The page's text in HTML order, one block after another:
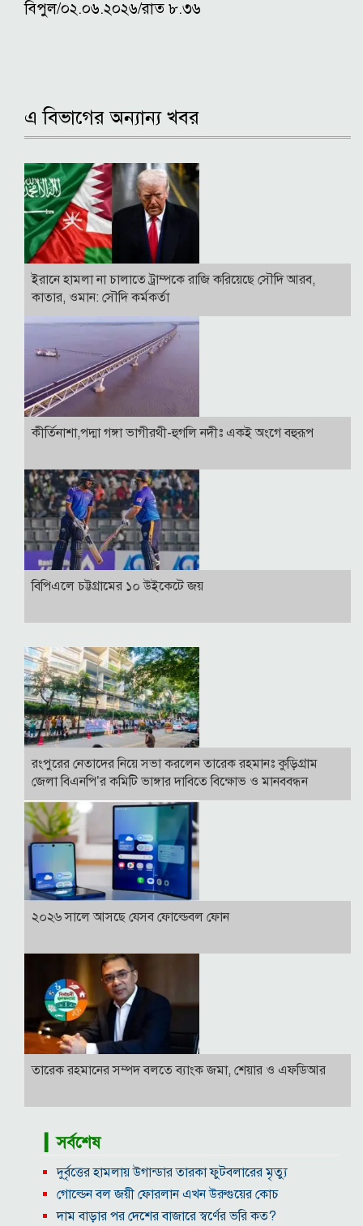
বিপুল/০২.০৬.২০২৬/রাত ৮.৩৬
এ বিভাগের অন্যান্য খবর
ইরানে হামলা না চালাতে ট্রাম্পকে রাজি করিয়েছে সৌদি আরব,
কাতার, ওমান: সৌদি কর্মকর্তা
কীর্তিনাশা,পদ্মা গঙ্গা ভাগীরথী-হুগলি নদীঃ একই অংগে বহুরূপ
বিপিএলে চট্টগ্রামের ১০ উইকেটে জয়
রংপুরের নেতাদের নিয়ে সভা করলেন তারেক রহমানঃ কুড়িগ্রাম
জেলা বিএনপি’র কমিটি ভাঙ্গার দাবিতে বিক্ষোভ ও মানববন্ধন
২০২৬ সালে আসছে যেসব ফোল্ডেবল ফোন
তারেক রহমানের সম্পদ বলতে ব্যাংক জমা, শেয়ার ও এফডিআর
▎সর্বশেষ
দুর্বৃত্তের হামলায় উগান্ডার তারকা ফুটবলারের মৃত্যু
গোল্ডেন বল জয়ী ফোরলান এখন উরুগুয়ের কোচ
দাম বাড়ার পর দেশের বাজারে স্বর্ণের ভরি কত?